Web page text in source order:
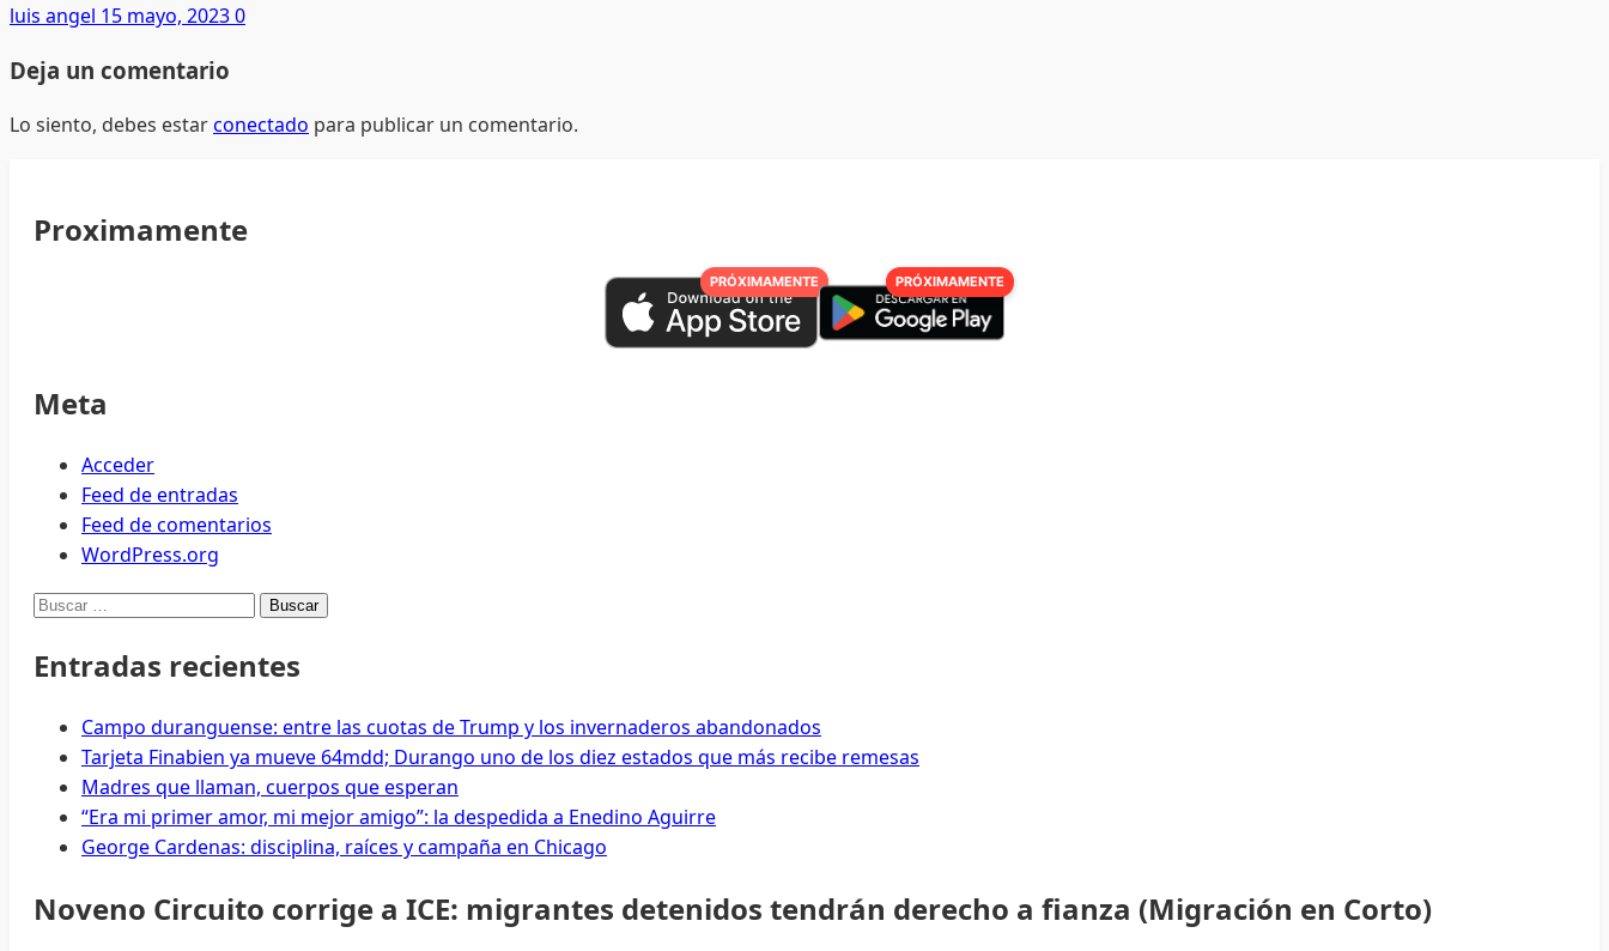
luis angel 15 mayo, 20230
Deja un comentario
Lo siento, debes estarconectado para publicar un comentario.
Proximamente
PRÓXIMAMENTE PRÓXIMAMENTE
Meta
Acceder
Feed de entradas
Feed de comentarios
WordPress.org
Buscar:
Entradas recientes
Campo duranguense: entre las cuotas de Trump y los invernaderos abandonados
Tarjeta Finabien ya mueve 64mdd; Durango uno de los diez estados que más recibe remesas
Madres que llaman, cuerpos que esperan
“Era mi primer amor, mi mejor amigo”: la despedida a Enedino Aguirre
George Cardenas: disciplina, raíces y campaña en Chicago
Noveno Circuito corrige a ICE: migrantes detenidos tendrán derecho a fianza (Migración en Corto)